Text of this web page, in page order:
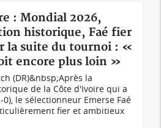
: Mondial 2026,
historique, Faé fier
la suite du tournoi : «
encore plus loin »
(DR)&nbsp;Après la
de la Côte d'Ivoire qui a
le sélectionneur Emerse Faé
fier et ambitieux